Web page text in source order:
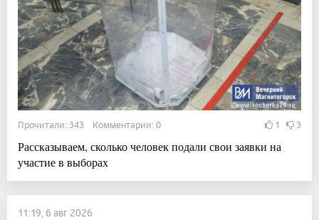
Прочитали: 343 Комментарии: 0 1 3
Рассказываем, сколько человек подали свои заявки на
участие в выборах
11:19, 6 авг 2026